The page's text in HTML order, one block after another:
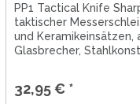
PP1 Tactical Knife
taktischer
und Keramikeinsätzen,
Glasbrecher,
32,95 € *